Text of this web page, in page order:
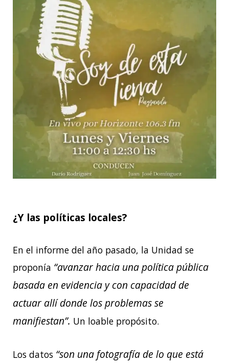
¿Y las políticas locales?
En el informe del año pasado, la Unidad se
proponía “avanzar hacia una política pública
basada en evidencia y con capacidad de
actuar allí donde los problemas se
manifiestan”. Un loable propósito.
Los datos “son una fotografía de lo que está